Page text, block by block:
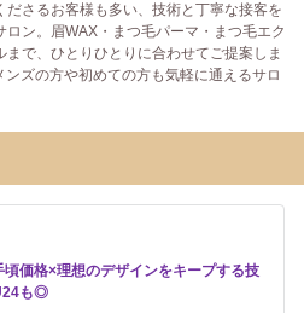
さるお客様も多い、技術と丁寧な接客を
ン。眉WAX・まつ毛パーマ・まつ毛エク
で、ひとりひとりに合わせてご提案しま
ズの方や初めての方も気軽に通えるサロ
価格×理想のデザインをキープする技
も◎